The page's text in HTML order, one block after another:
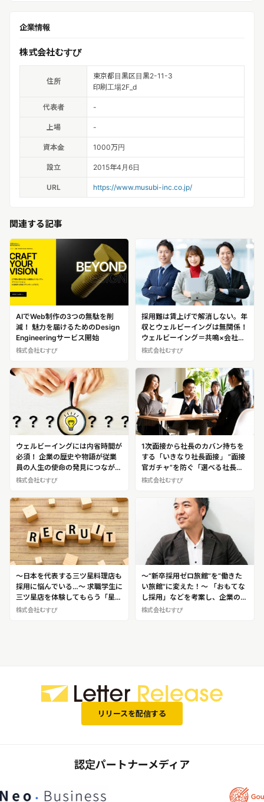
企業情報
株式会社むすび
住所
東京都目黒区目黒2-11-3
印刷工場2F_d
代表者 -
上場 -
資本金 1000万円
設立 2015年4月6日
URL https://www.musubi-inc.co.jp/
関連する記事
AIでWeb制作の3つの無駄を削
減！ 魅力を届けるためのDesign
Engineeringサービス開始
株式会社むすび
採用難は賃上げで解消しない。年
収とウェルビーイングは無関係！
ウェルビーイング＝共鳴×会社と
の重なり×仕事への満足
株式会社むすび
ウェルビーイングには内省時間が
必須！ 企業の歴史や物語が従業
員の人生の使命の発見につなが
る！
株式会社むすび
1次面接から社長のカバン持ちを
する「いきなり社長面接」 ”面接
官ガチャ”を防ぐ「選べる社長面
接」などを考案！ 1000社以上の
澤了（ふかさわ・りょう） ※深澤
氏へのインタビュー取材・密着取
材が可能です！
株式会社むすび
～日本を代表する三ツ星料理店も
採用に悩んでいる…～ 求職学生に
三ツ星店を体験してもらう「星体
感型採用」を実施 1,000 社以上
株式会社むすび
～“新卒採用ゼロ旅館”を“働きた
い旅館”に変えた！～ 「おもてな
し採用」などを考案し、企業の採
用をサポート 1,000 社以上の採
株式会社むすび
リリースを配信する
認定パートナーメディア